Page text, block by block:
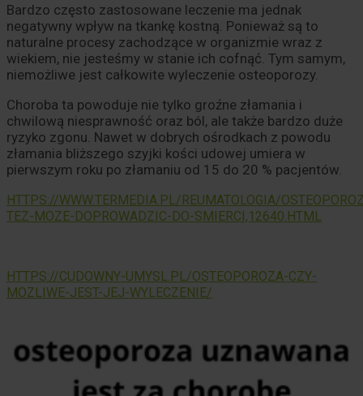
Bardzo często zastosowane leczenie ma jednak
negatywny wpływ na tkankę kostną. Ponieważ są to
naturalne procesy zachodzące w organizmie wraz z
wiekiem, nie jesteśmy w stanie ich cofnąć. Tym samym,
niemożliwe jest całkowite wyleczenie osteoporozy.
Choroba ta powoduje nie tylko groźne złamania i
chwilową niesprawność oraz ból, ale także bardzo duże
ryzyko zgonu. Nawet w dobrych ośrodkach z powodu
złamania bliższego szyjki kości udowej umiera w
pierwszym roku po złamaniu od 15 do 20 % pacjentów.
HTTPS://WWW.TERMEDIA.PL/REUMATOLOGIA/
TEZ-MOZE-DOPROWADZIC-DO-SMIERCI,12640.HTML
HTTPS://CUDOWNY-UMYSL.PL/OSTEOPOROZA-CZY-
MOZLIWE-JEST-JEJ-WYLECZENIE/